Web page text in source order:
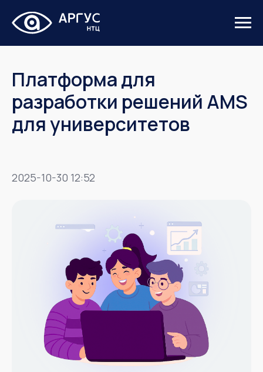
Платформа для
разработки решений AMS
для университетов
2025-10-30 12:52